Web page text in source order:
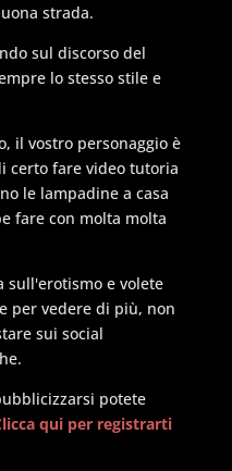
strada.
sul discorso del
lo stesso stile e
il vostro personaggio è
certo fare video tutoria
le lampadine a casa
fare con molta molta
sull'erotismo e volete
per vedere di più, non
sui social
potete
qui per registrarti